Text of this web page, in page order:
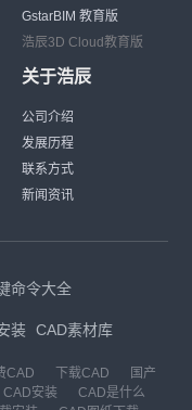
GstarBIM 教育版
浩辰3D Cloud教育版
关于浩辰
公司介绍
发展历程
联系方式
新闻资讯
命令大全
装 CAD素材库
CAD 下载CAD
国产
CAD安装
CAD是什么